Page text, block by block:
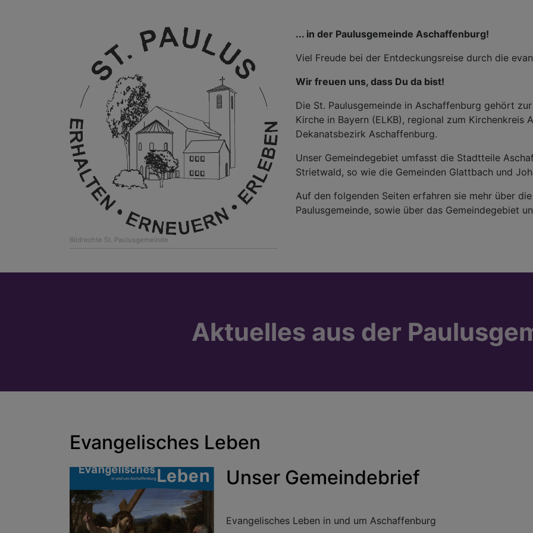
Bildrechte St. Paulusgemeinde
... in der Paulusgemeinde Aschaffenburg!
Viel Freude bei der Entdeckungsreise durch die
Wir freuen uns, dass Du da bist!
Die St. Paulusgemeinde in Aschaffenburg gehört
Kirche in Bayern (ELKB), regional zum Kirchenkreis
Dekanatsbezirk Aschaffenburg.
Unser Gemeindegebiet umfasst die Stadtteile
Strietwald, so wie die Gemeinden Glattbach und
Auf den folgenden Seiten erfahren sie mehr über
Paulusgemeinde, sowie über das Gemeindegebiet
Aktuelles aus der
Evangelisches Leben
Unser Gemeindebrief
Evangelisches Leben in und um Aschaffenburg